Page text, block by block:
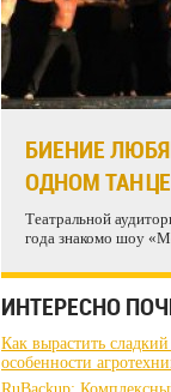
БИЕНИЕ
ОДНОМ ТАНЦЕ
Театральной
года знакомо шоу
ИНТЕРЕСНО
Как вырастить
особенности